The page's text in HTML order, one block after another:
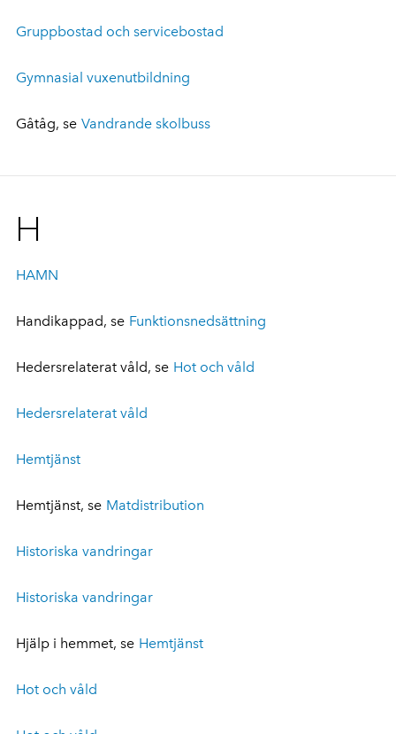
Gruppbostad och servicebostad
Gymnasial vuxenutbildning
Gåtåg, se Vandrande skolbuss
H
HAMN
Handikappad, se Funktionsnedsättning
Hedersrelaterat våld, se Hot och våld
Hedersrelaterat våld
Hemtjänst
Hemtjänst, se Matdistribution
Historiska vandringar
Historiska vandringar
Hjälp i hemmet, se Hemtjänst
Hot och våld